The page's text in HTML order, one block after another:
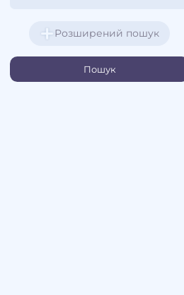
Розширений пошук